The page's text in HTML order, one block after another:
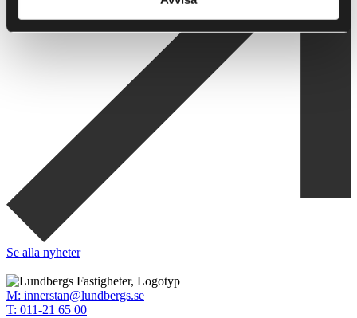
Se alla nyheter
M: innerstan@lundbergs.se
T: 011-21 65 00